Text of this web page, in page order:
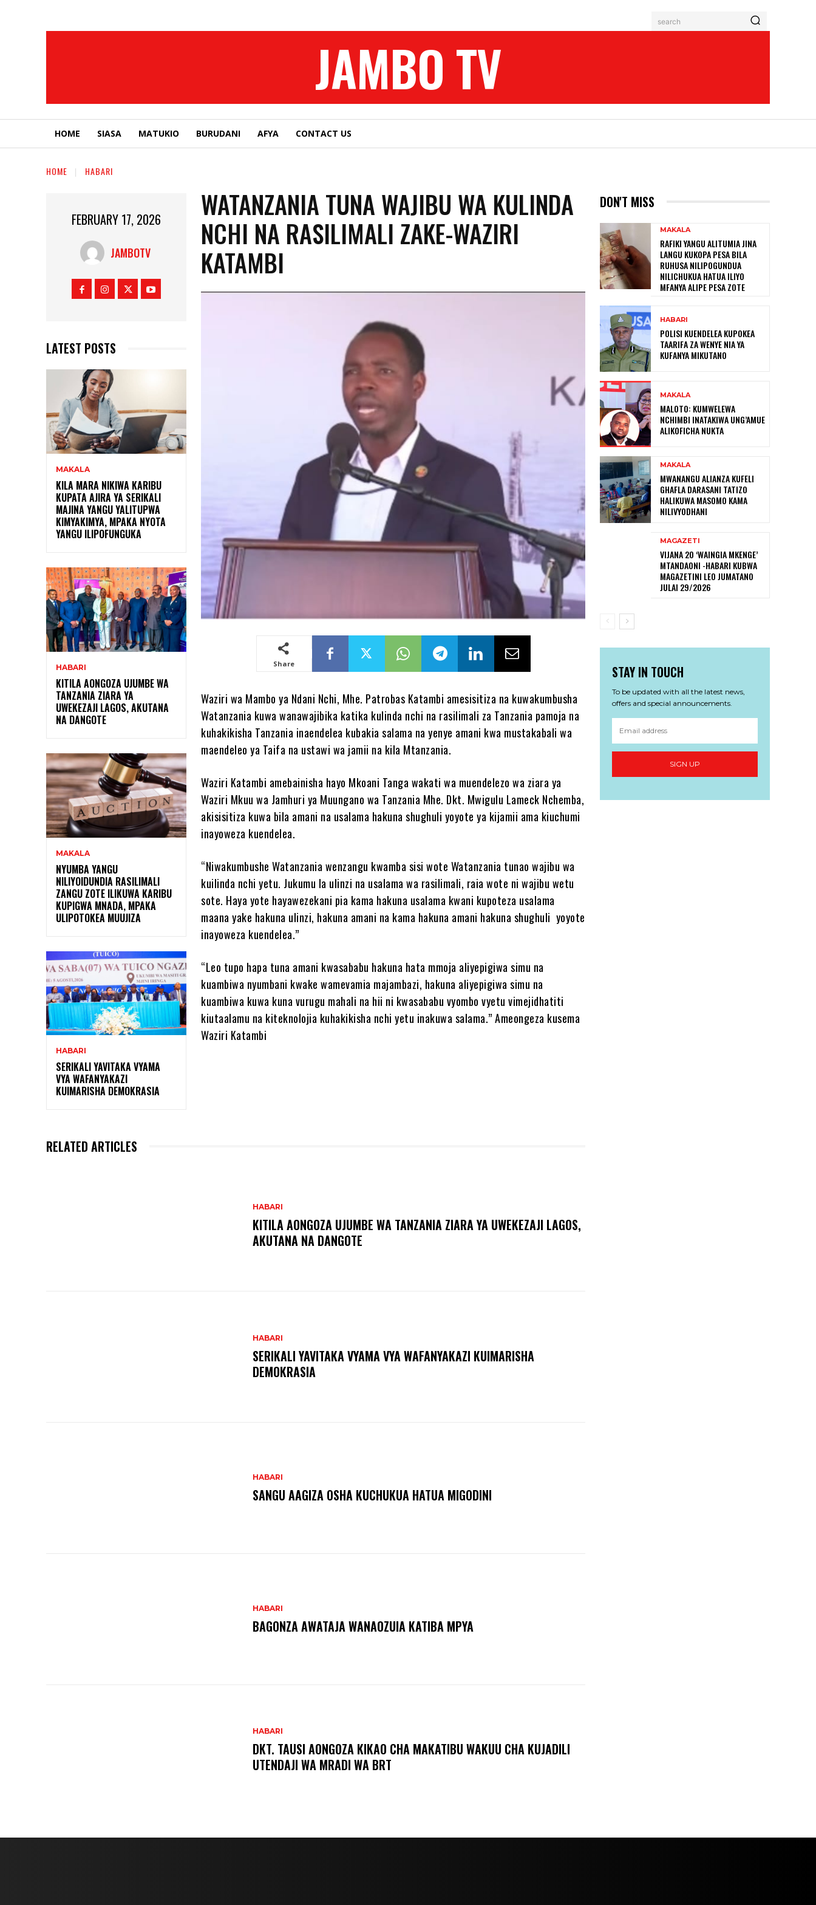
search
JAMBO TV
HOME SIASA MATUKIO BURUDANI AFYA CONTACT US
HOME HABARI
FEBRUARY 17, 2026
JAMBOTV
LATEST POSTS
MAKALA
KILA MARA NIKIWA KARIBU
KUPATA AJIRA YA SERIKALI
MAJINA YANGU YALITUPWA
KIMYAKIMYA, MPAKA NYOTA
YANGU ILIPOFUNGUKA
HABARI
KITILA AONGOZA UJUMBE WA
TANZANIA ZIARA YA
UWEKEZAJI LAGOS, AKUTANA
NA DANGOTE
MAKALA
NYUMBA YANGU
NILIYOIDUNDIA RASILIMALI
ZANGU ZOTE ILIKUWA KARIBU
KUPIGWA MNADA, MPAKA
ULIPOTOKEA MUUJIZA
HABARI
SERIKALI YAVITAKA VYAMA
VYA WAFANYAKAZI
KUIMARISHA DEMOKRASIA
WATANZANIA TUNA WAJIBU WA KULINDA
NCHI NA RASILIMALI ZAKE-WAZIRI
KATAMBI
Share
Waziri wa Mambo ya Ndani Nchi, Mhe. Patrobas Katambi amesisitiza na kuwakumbusha
Watanzania kuwa wanawajibika katika kulinda nchi na rasilimali za Tanzania pamoja na
kuhakikisha Tanzania inaendelea kubakia salama na yenye amani kwa mustakabali wa
maendeleo ya Taifa na ustawi wa jamii na kila Mtanzania.
Waziri Katambi amebainisha hayo Mkoani Tanga wakati wa muendelezo wa ziara ya
Waziri Mkuu wa Jamhuri ya Muungano wa Tanzania Mhe. Dkt. Mwigulu Lameck Nchemba,
akisisitiza kuwa bila amani na usalama hakuna shughuli yoyote ya kijamii ama kiuchumi
inayoweza kuendelea.
“Niwakumbushe Watanzania wenzangu kwamba sisi wote Watanzania tunao wajibu wa
kuilinda nchi yetu. Jukumu la ulinzi na usalama wa rasilimali, raia wote ni wajibu wetu
sote. Haya yote hayawezekani pia kama hakuna usalama kwani kupoteza usalama
maana yake hakuna ulinzi, hakuna amani na kama hakuna amani hakuna shughuli yoyote
inayoweza kuendelea.”
“Leo tupo hapa tuna amani kwasababu hakuna hata mmoja aliyepigiwa simu na
kuambiwa nyumbani kwake wamevamia majambazi, hakuna aliyepigiwa simu na
kuambiwa kuwa kuna vurugu mahali na hii ni kwasababu vyombo vyetu vimejidhatiti
kiutaalamu na kiteknolojia kuhakikisha nchi yetu inakuwa salama.” Ameongeza kusema
Waziri Katambi
RELATED ARTICLES
HABARI
KITILA AONGOZA UJUMBE WA TANZANIA ZIARA YA UWEKEZAJI LAGOS,
AKUTANA NA DANGOTE
HABARI
SERIKALI YAVITAKA VYAMA VYA WAFANYAKAZI KUIMARISHA
DEMOKRASIA
HABARI
SANGU AAGIZA OSHA KUCHUKUA HATUA MIGODINI ‎
HABARI
BAGONZA AWATAJA WANAOZUIA KATIBA MPYA
HABARI
DKT. TAUSI AONGOZA KIKAO CHA MAKATIBU WAKUU CHA KUJADILI
UTENDAJI WA MRADI WA BRT
DON'T MISS
MAKALA
RAFIKI YANGU ALITUMIA JINA
LANGU KUKOPA PESA BILA
RUHUSA NILIPOGUNDUA
NILICHUKUA HATUA ILIYO
MFANYA ALIPE PESA ZOTE
HABARI
POLISI KUENDELEA KUPOKEA
TAARIFA ZA WENYE NIA YA
KUFANYA MIKUTANO
MAKALA
MALOTO: KUMWELEWA
NCHIMBI INATAKIWA UNG’AMUE
ALIKOFICHA NUKTA
MAKALA
MWANANGU ALIANZA KUFELI
GHAFLA DARASANI TATIZO
HALIKUWA MASOMO KAMA
NILIVYODHANI
MAGAZETI
VIJANA 20 ‘WAINGIA MKENGE’
MTANDAONI -HABARI KUBWA
MAGAZETINI LEO JUMATANO
JULAI 29/2026
STAY IN TOUCH
To be updated with all the latest news,
offers and special announcements.
SIGN UP